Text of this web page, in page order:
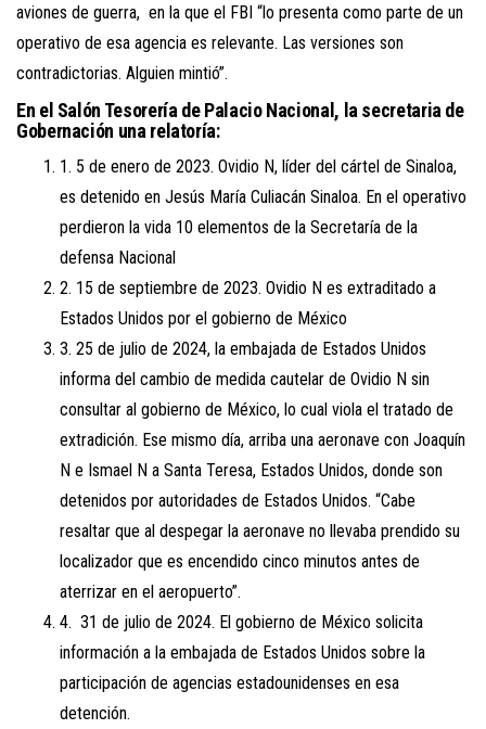
aviones de guerra, en la que el FBI “lo presenta como parte de un
operativo de esa agencia es relevante. Las versiones son
contradictorias. Alguien mintió”.
En el Salón Tesorería de Palacio Nacional, la secretaria de
Gobernación una relatoría:
1. 5 de enero de 2023. Ovidio N, líder del cártel de Sinaloa,
es detenido en Jesús María Culiacán Sinaloa. En el operativo
perdieron la vida 10 elementos de la Secretaría de la
defensa Nacional
2. 15 de septiembre de 2023. Ovidio N es extraditado a
Estados Unidos por el gobierno de México
3. 25 de julio de 2024, la embajada de Estados Unidos
informa del cambio de medida cautelar de Ovidio N sin
consultar al gobierno de México, lo cual viola el tratado de
extradición. Ese mismo día, arriba una aeronave con Joaquín
N e Ismael N a Santa Teresa, Estados Unidos, donde son
detenidos por autoridades de Estados Unidos. “Cabe
resaltar que al despegar la aeronave no llevaba prendido su
localizador que es encendido cinco minutos antes de
aterrizar en el aeropuerto”.
4. 31 de julio de 2024. El gobierno de México solicita
información a la embajada de Estados Unidos sobre la
participación de agencias estadounidenses en esa
detención.